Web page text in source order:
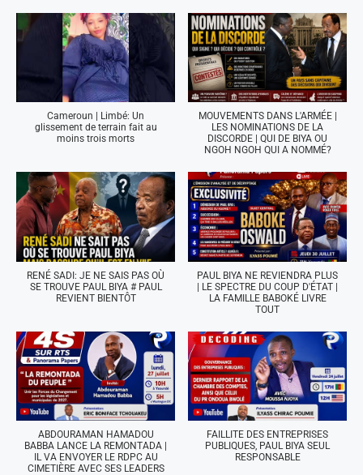
Cameroun | Limbé: Un
glissement de terrain fait au
moins trois morts
MOUVEMENTS DANS L'ARMÉE |
LES NOMINATIONS DE LA
DISCORDE | QUI DE BIYA OU
NGOH NGOH QUI A NOMMÉ?
RENÉ SADI: JE NE SAIS PAS OÙ
SE TROUVE PAUL BIYA # PAUL
REVIENT BIENTÔT
PAUL BIYA NE REVIENDRA PLUS
| LE SPECTRE DU COUP D'ÉTAT |
LA FAMILLE BABOKÉ LIVRE
TOUT
ABDOURAMAN HAMADOU
BABBA LANCE LA REMONTADA |
IL VA ENVOYER LE RDPC AU
CIMETIÈRE AVEC SES LEADERS
FAILLITE DES ENTREPRISES
PUBLIQUES, PAUL BIYA SEUL
RESPONSABLE